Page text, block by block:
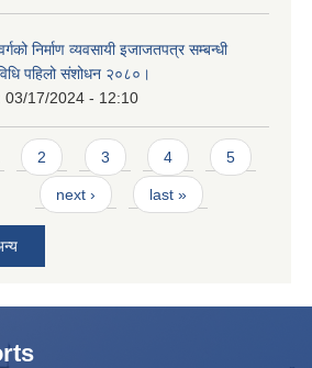
निर्माण व्यवसायी इजाजतपत्र सम्बन्धी
पहिलो संशोधन २०८०।
03/17/2024 - 12:10
2 3 4 5
next › last »